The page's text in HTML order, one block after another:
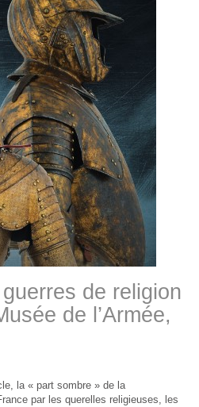
de religion
de l’Armée,
la « part sombre » de la
par les querelles religieuses, les